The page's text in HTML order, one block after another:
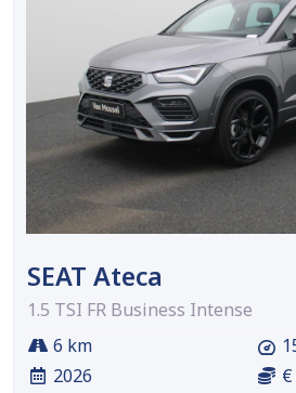
SEAT Ateca
1.5 TSI FR Business Intense
6 km
2026